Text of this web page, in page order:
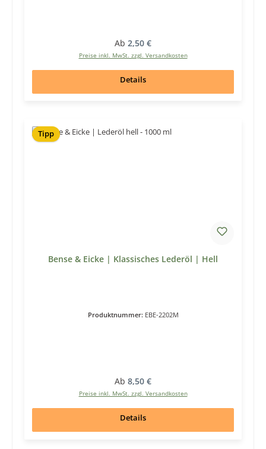
Regulärer Preis:
Ab 2,50 €
Preise inkl. MwSt. zzgl. Versandkosten
Details
Tipp
Bense & Eicke | Klassisches Lederöl | Hell
Produktnummer: EBE-2202M
Regulärer Preis:
Ab 8,50 €
Preise inkl. MwSt. zzgl. Versandkosten
Details